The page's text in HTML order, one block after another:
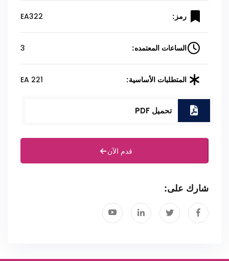
رمز: EA322
الساعات المعتمده: 3
المتطلبات الأساسية: EA 221
تحميل PDF
قدم الآن
شارك على: